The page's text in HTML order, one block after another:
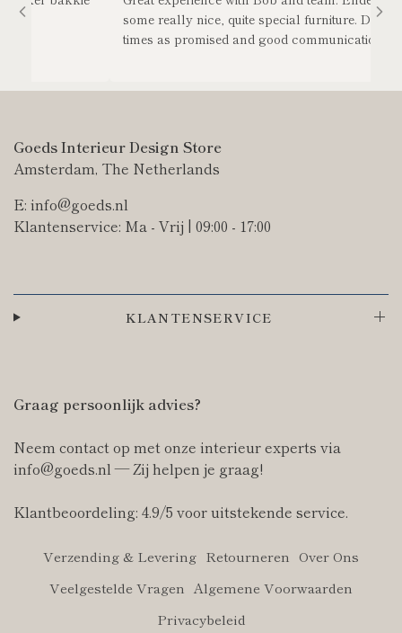
some really nice, quite special furniture. Delivery
times as promised and good communication.
Goeds Interieur Design Store
Amsterdam, The Netherlands
E: info@goeds.nl
Klantenservice: Ma - Vrij | 09:00 - 17:00
KLANTENSERVICE
Graag persoonlijk advies?
Neem contact op met onze interieur experts via
info@goeds.nl — Zij helpen je graag!
Klantbeoordeling: 4.9/5 voor uitstekende service.
Verzending & Levering Retourneren Over Ons
Veelgestelde Vragen Algemene Voorwaarden
Privacybeleid